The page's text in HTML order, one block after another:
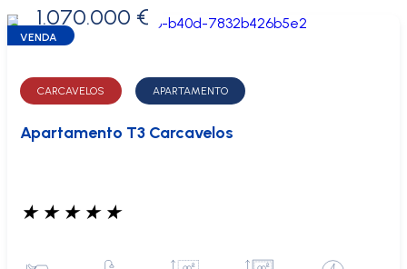
0 €
1.070.000 €
VENDA
CARCAVELOS APARTAMENTO
Apartamento T3 Carcavelos
★ ★ ★ ★ ★